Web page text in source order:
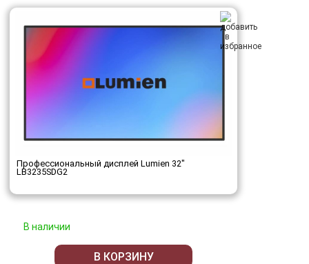
Профессиональный дисплей Lumien 32"
LB3235SDG2
В наличии
В КОРЗИНУ